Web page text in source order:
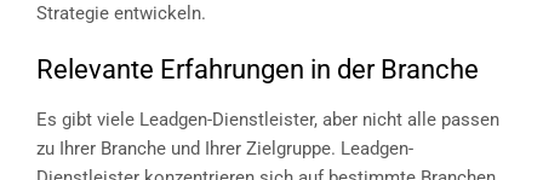
Strategie entwickeln.
Relevante Erfahrungen in der Branche
Es gibt viele Leadgen-Dienstleister, aber nicht alle passen
zu Ihrer Branche und Ihrer Zielgruppe. Leadgen-